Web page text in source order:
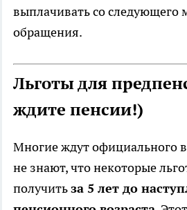
выплачивать со следующего
обращения.
Льготы для
ждите пенсии!)
Многие ждут официального
не знают, что некоторые
получитьза 5 лет до